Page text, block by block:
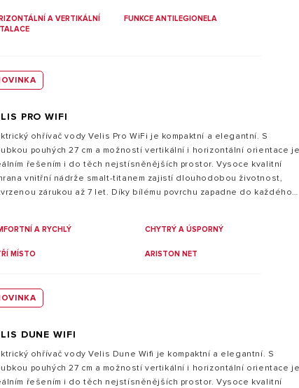
A VERTIKÁLNÍ
FUNKCE ANTILEGIONELA
PRO WIFI
ohřívač vody Velis Pro WiFi je kompaktní a elegantní. S
pouhých 27 cm a možností vertikální i horizontální orientace
řešením i do těch nejstísněnějších prostor. Vysoce kvalitní
vnitřní nádrže smalt-titanem zajistí dlouhodobou životnost,
zárukou až 7 let. Díky bílému povrchu zapadne do každého
S WiFi konektivitou a
Ariston Net můžete vzdáleně kontrolovat dostupnost teplé
A RYCHLÝ CHYTRÝ A ÚSPORNÝ
MÍSTO ARISTON NET
DUNE WIFI
ohřívač vody Velis Dune Wifi je kompaktní a elegantní. S
pouhých 27 cm a možností vertikální i horizontální orientace
řešením i do těch nejstísněnějších prostor. Vysoce kvalitní